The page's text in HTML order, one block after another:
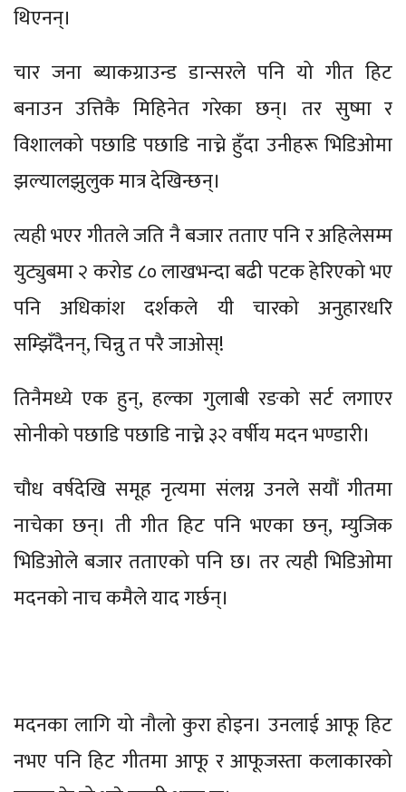
थिएनन्।
चार जना ब्याकग्राउन्ड डान्सरले पनि यो गीत हिट
बनाउन उत्तिकै मिहिनेत गरेका छन्। तर सुष्मा र
विशालको पछाडि पछाडि नाच्ने हुँदा उनीहरू भिडिओमा
झल्यालझुलुक मात्र देखिन्छन्।
त्यही भएर गीतले जति नै बजार तताए पनि र अहिलेसम्म
युट्युबमा २ करोड ८० लाखभन्दा बढी पटक हेरिएको भए
पनि अधिकांश दर्शकले यी चारको अनुहारधरि
सम्झिँदैनन्, चिन्नु त परै जाओस्!
तिनैमध्ये एक हुन्, हल्का गुलाबी रङको सर्ट लगाएर
सोनीको पछाडि पछाडि नाच्ने ३२ वर्षीय मदन भण्डारी।
चौध वर्षदेखि समूह नृत्यमा संलग्न उनले सयौं गीतमा
नाचेका छन्। ती गीत हिट पनि भएका छन्, म्युजिक
भिडिओले बजार तताएको पनि छ। तर त्यही भिडिओमा
मदनको नाच कमैले याद गर्छन्।
मदनका लागि यो नौलो कुरा होइन। उनलाई आफू हिट
नभए पनि हिट गीतमा आफू र आफूजस्ता कलाकारको